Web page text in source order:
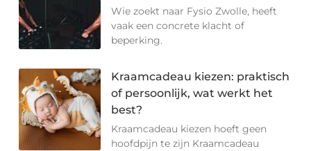
Wie zoekt naar Fysio Zwolle, heeft
vaak een concrete klacht of
beperking.
Kraamcadeau kiezen: praktisch
of persoonlijk, wat werkt het
best?
Kraamcadeau kiezen hoeft geen
hoofdpijn te zijn Kraamcadeau